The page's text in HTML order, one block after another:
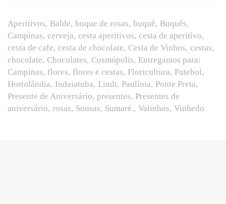
Aperitivos Balde buque de rosas buquê Buquês
Campinas cerveja cesta aperitivos cesta de aperitivo
cesta de cafe cesta de chocolate Cesta de Vinhos cestas
chocolate Chocolates Cosmópolis Entregamos para:
Campinas flores flores e cestas Floricultura Futebol
Hortolândia Indaiatuba Lindt Paulínia Ponte Preta
Presente de Aniversário presentes Presentes de
aniversário rosas Sousas Sumaré. Valinhos Vinhedo